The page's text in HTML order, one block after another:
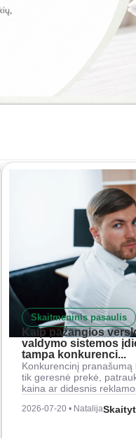
Skaitmeninis pasaulis
Kaip pažangios
valdymo sistemos
tampa konkurenci...
Konkurencinį pranašumą
tik geresnė prekė,
kaina ar didesnis
2026-07-20 • Natalija